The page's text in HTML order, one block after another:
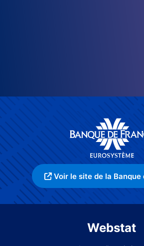
Voir le site de la Banque
Webstat